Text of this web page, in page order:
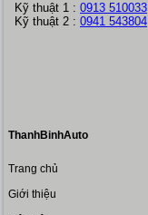
Kỹ thuật 1 : 0913 510033
Kỹ thuật 2 : 0941 543804
ThanhBinhAuto
Trang chủ
Giới thiệu